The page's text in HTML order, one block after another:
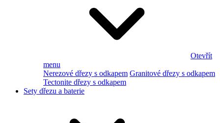
Otevřít
menu
Nerezové dřezy s odkapem Granitové dřezy s odkapem
Tectonite dřezy s odkapem
Sety dřezu a baterie